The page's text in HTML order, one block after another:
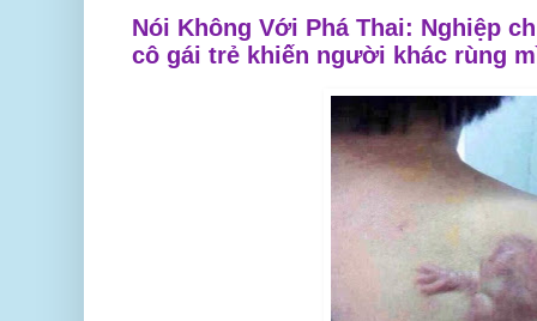
Nói Không Với Phá Thai: Nghiệp
cô gái trẻ khiến người khác rùng